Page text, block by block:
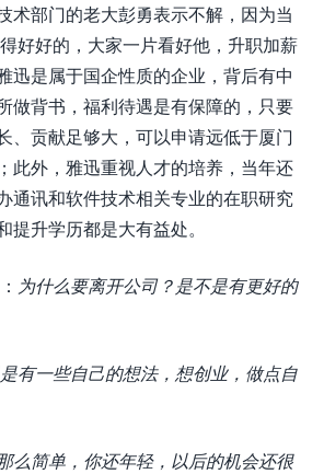
术部门的老大彭勇表示不解，因为当
好好的，大家一片看好他，升职加薪
迅是属于国企性质的企业，背后有中
做背书，福利待遇是有保障的，只要
、贡献足够大，可以申请远低于厦门
此外，雅迅重视人才的培养，当年还
通讯和软件技术相关专业的在职研究
升学历都是大有益处。
为什么要离开公司？是不是有更好的
有一些自己的想法，想创业，做点自
么简单，你还年轻，以后的机会还很